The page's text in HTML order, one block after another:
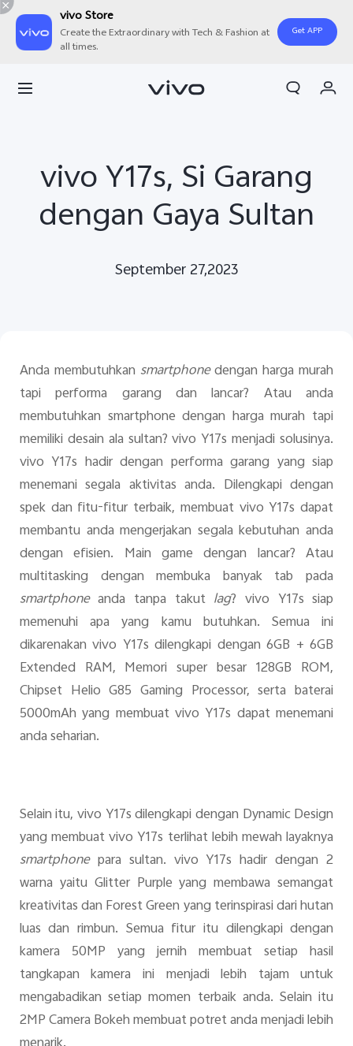
vivo Store
Create the Extraordinary with Tech & Fashion at
all times.
Get APP
Indonesia | Pilih negara/wilayah
Akun Saya
vivo Y17s, Si Garang
dengan Gaya Sultan
September 27,2023
Anda membutuhkan smartphonedengan harga murah
tapi performa garang dan lancar? Atau anda
membutuhkan smartphone dengan harga murah tapi
memiliki desain ala sultan? vivo Y17s menjadi solusinya.
vivo Y17s hadir dengan performa garang yang siap
menemani segala aktivitas anda. Dilengkapi dengan
spek dan fitu-fitur terbaik, membuat vivo Y17s dapat
membantu anda mengerjakan segala kebutuhan anda
dengan efisien. Main game dengan lancar? Atau
multitasking dengan membuka banyak tab pada
smartphoneanda tanpa takut lag? vivo Y17s siap
memenuhi apa yang kamu butuhkan. Semua ini
dikarenakan vivo Y17s dilengkapi dengan 6GB + 6GB
Extended RAM, Memori super besar 128GB ROM,
Chipset Helio G85 Gaming Processor, serta baterai
5000mAh yang membuat vivo Y17s dapat menemani
anda seharian.
Selain itu, vivo Y17s dilengkapi dengan Dynamic Design
yang membuat vivo Y17s terlihat lebih mewah layaknya
smartphonepara sultan. vivo Y17s hadir dengan 2
warna yaitu Glitter Purple yang membawa semangat
kreativitas dan Forest Green yang terinspirasi dari hutan
luas dan rimbun. Semua fitur itu dilengkapi dengan
kamera 50MP yang jernih membuat setiap hasil
tangkapan kamera ini menjadi lebih tajam untuk
mengabadikan setiap momen terbaik anda. Selain itu
2MP Camera Bokeh membuat potret anda menjadi lebih